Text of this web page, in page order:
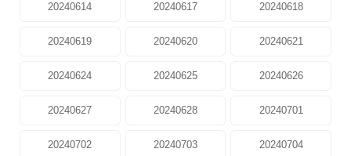
20240614 20240617 20240618
20240619 20240620 20240621
20240624 20240625 20240626
20240627 20240628 20240701
20240702 20240703 20240704